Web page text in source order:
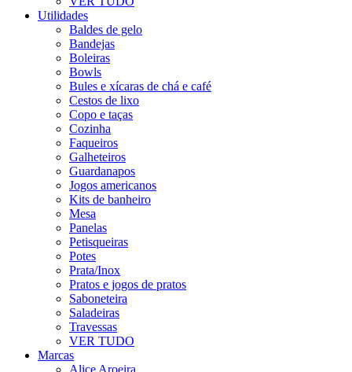
Utilidades
Baldes de gelo
Bandejas
Boleiras
Bowls
Bules e xícaras de chá e café
Cestos de lixo
Copo e taças
Cozinha
Faqueiros
Galheteiros
Guardanapos
Jogos americanos
Kits de banheiro
Mesa
Panelas
Petisqueiras
Potes
Prata/Inox
Pratos e jogos de pratos
Saboneteira
Saladeiras
Travessas
VER TUDO
Marcas
Alice Aroeira